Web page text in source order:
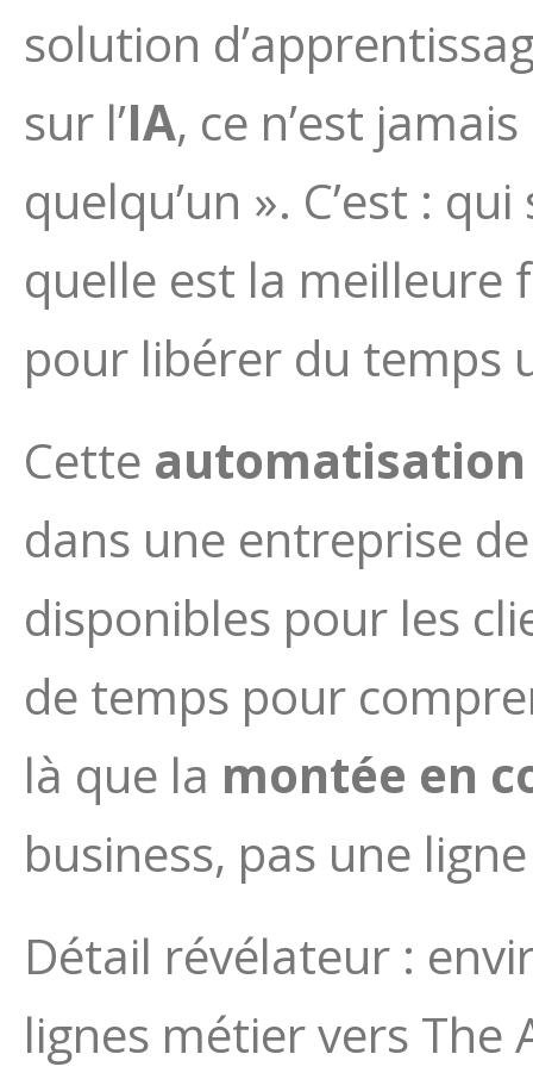
solution
sur l’IA, ce n’est
quelqu’un ». C’est :
quelle est la meilleure
pour libérer du temps
Cette automatisation
dans une entreprise
disponibles pour les
de temps pour
là que la montée en
business, pas une
Détail révélateur :
lignes métier vers The